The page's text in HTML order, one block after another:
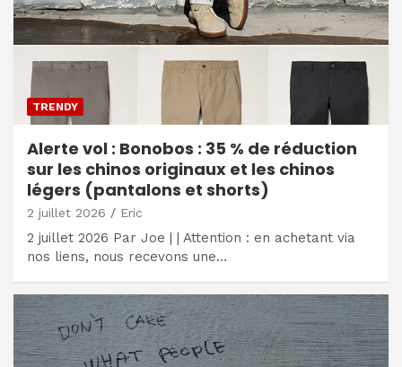
TRENDY
Alerte vol : Bonobos : 35 % de réduction
sur les chinos originaux et les chinos
légers (pantalons et shorts)
2 juillet 2026 Eric
2 juillet 2026 Par Joe | | Attention : en achetant via
nos liens, nous recevons une…